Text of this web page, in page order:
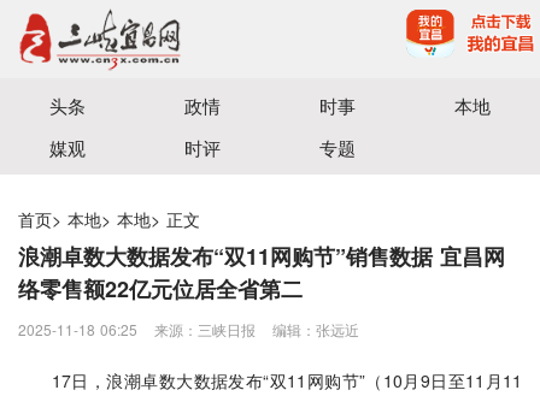
宜昌三峡融媒体中心主办
头条 政情 时事
本地
媒观
时评 专题
首页> 本地> 本地> 正文
浪潮卓数大数据发布“双11网购节”销售数据 宜昌网
络零售额22亿元位居全省第二
2025-11-18 06:25 来源：三峡日报 编辑：张远近
17日，浪潮卓数大数据发布“双11网购节”（10月9日至11月11